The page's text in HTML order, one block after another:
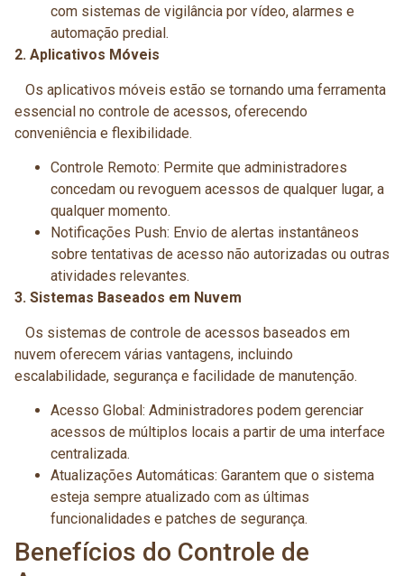
com sistemas de vigilância por vídeo, alarmes e
automação predial.
2. Aplicativos Móveis
Os aplicativos móveis estão se tornando uma ferramenta
essencial no controle de acessos, oferecendo
conveniência e flexibilidade.
Controle Remoto: Permite que administradores
concedam ou revoguem acessos de qualquer lugar, a
qualquer momento.
Notificações Push: Envio de alertas instantâneos
sobre tentativas de acesso não autorizadas ou outras
atividades relevantes.
3. Sistemas Baseados em Nuvem
Os sistemas de controle de acessos baseados em
nuvem oferecem várias vantagens, incluindo
escalabilidade, segurança e facilidade de manutenção.
Acesso Global: Administradores podem gerenciar
acessos de múltiplos locais a partir de uma interface
centralizada.
Atualizações Automáticas: Garantem que o sistema
esteja sempre atualizado com as últimas
funcionalidades e patches de segurança.
Benefícios do Controle de